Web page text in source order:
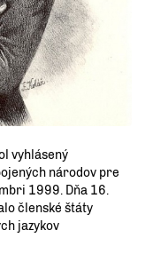
vyhlásený
národov pre
1999. Dňa 16.
členské štáty
jazykov